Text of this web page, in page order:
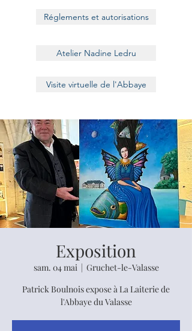
Réglements et autorisations
Atelier Nadine Ledru
Visite virtuelle de l'Abbaye
Exposition
sam. 04 mai
  |
Gruchet-le-Valasse
Patrick Boulnois expose à La Laiterie de
l'Abbaye du Valasse